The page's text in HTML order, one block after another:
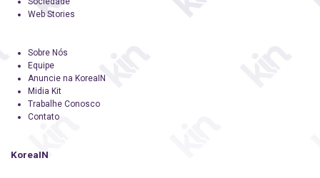
Web Stories
Sobre Nós
Equipe
Anuncie na KoreaIN
Midia Kit
Trabalhe Conosco
Contato
KoreaIN